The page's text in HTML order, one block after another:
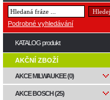
Podrobné vyhledávání
KATALOG produkt
AKČNÍ ZBOŽÍ
AKCE MILWAUKEE (0)
AKCE BOSCH (25)